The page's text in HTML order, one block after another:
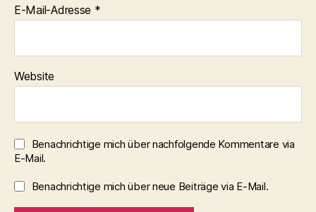
E-Mail-Adresse *
Website
Benachrichtige mich über nachfolgende Kommentare via
E-Mail.
Benachrichtige mich über neue Beiträge via E-Mail.